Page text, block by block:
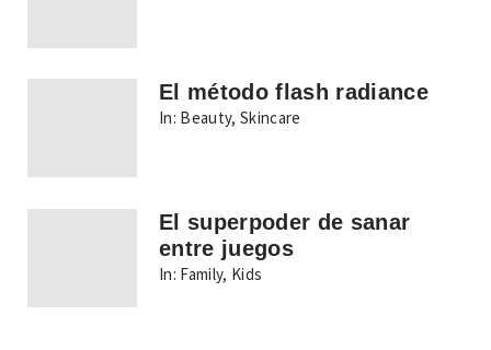
El método flash radiance
In: Beauty,Skincare
El superpoder de sanar
entre juegos
In: Family, Kids